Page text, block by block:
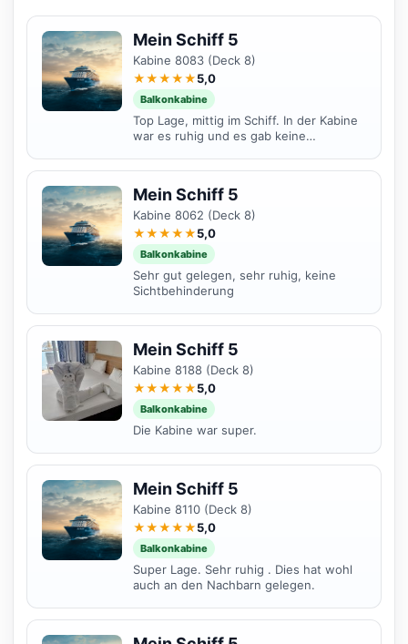
Mein Schiff 5
Kabine 8083 (Deck 8)
★★★★★5,0
Balkonkabine
Top Lage, mittig im Schiff. In der Kabine
war es ruhig und es gab keine
Mein Schiff 5
Kabine 8062 (Deck 8)
★★★★★5,0
Balkonkabine
Sehr gut gelegen, sehr ruhig, keine
Sichtbehinderung
Mein Schiff 5
Kabine 8188 (Deck 8)
★★★★★5,0
Balkonkabine
Die Kabine war super.
Mein Schiff 5
Kabine 8110 (Deck 8)
★★★★★5,0
Balkonkabine
Super Lage. Sehr ruhig . Dies hat wohl
auch an den Nachbarn gelegen.